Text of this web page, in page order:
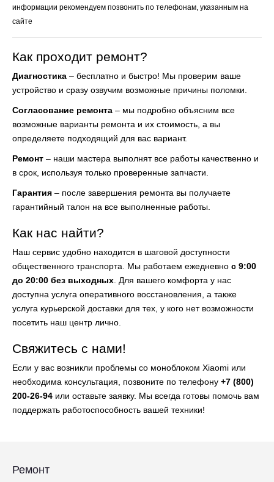
информации рекомендуем позвонить по телефонам, указанным на
сайте
Как проходит ремонт?
Диагностика – бесплатно и быстро! Мы проверим ваше
устройство и сразу озвучим возможные причины поломки.
Согласование ремонта – мы подробно объясним все
возможные варианты ремонта и их стоимость, а вы
определяете подходящий для вас вариант.
Ремонт – наши мастера выполнят все работы качественно и
в срок, используя только проверенные запчасти.
Гарантия – после завершения ремонта вы получаете
гарантийный талон на все выполненные работы.
Как нас найти?
Наш сервис удобно находится в шаговой доступности
общественного транспорта. Мы работаем ежедневно с 9:00
до 20:00 без выходных . Для вашего комфорта у нас
доступна услуга оперативного восстановления, а также
услуга курьерской доставки для тех, у кого нет возможности
посетить наш центр лично.
Свяжитесь с нами!
Если у вас возникли проблемы со моноблоком Xiaomi или
необходима консультация, позвоните по телефону +7 (800)
200-26-94 или оставьте заявку. Мы всегда готовы помочь вам
поддержать работоспособность вашей техники!
Ремонт